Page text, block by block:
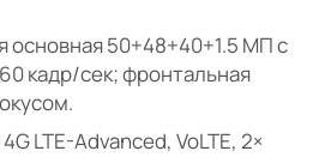
основная 50+48+40+1.5 МП с
кадр/сек; фронтальная
LTE-Advanced, VoLTE, 2×